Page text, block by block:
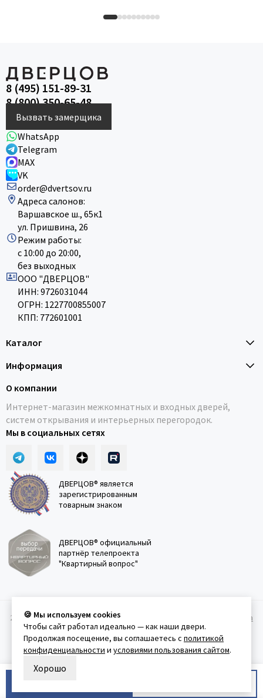
8 (495) 151-89-31
8 (800) 350-65-48
Вызвать замерщика
WhatsApp
Telegram
MAX
VK
order@dvertsov.ru
Адреса салонов:
Варшавское ш., 65к1
ул. Пришвина, 26
Режим работы:
с 10:00 до 20:00,
без выходных
ООО "ДВЕРЦОВ"
ИНН: 9726031044
ОГРН: 1227700855007
КПП: 772601001
Каталог
Информация
О компании
Интернет-магазин межкомнатных и входных дверей,
систем открывания и интерьерных перегородок.
Мы в социальных сетях
ДВЕРЦОВ® является
зарегистрированным
товарным знаком
ДВЕРЦОВ® официальный
партнёр телепроекта
"Квартирный вопрос"
2011-2026 © Дверцов. Карта сайта
Политика
конфеденциальности Условия использования сайта
🍪 Мы используем cookies
Чтобы сайт работал идеально — как наши двери.
Продолжая посещение, вы соглашаетесь с политикой
конфиденциальности и условиями пользования сайтом.
Хорошо